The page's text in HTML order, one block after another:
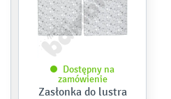
Dostępny na
zamówienie
Zasłonka do lustra